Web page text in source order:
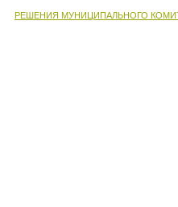
РЕШЕНИЯ МУНИЦИПАЛЬНОГО